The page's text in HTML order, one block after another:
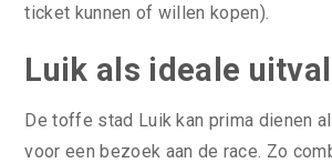
ticket kunnen of willen kopen).
Luik als ideale
De toffe stad Luik kan prima dienen
voor een bezoek aan de race. Zo